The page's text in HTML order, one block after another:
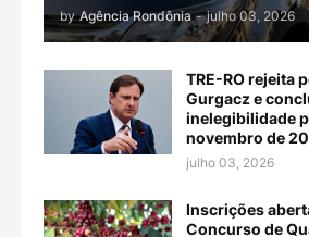
by Agência Rondônia - julho 03, 2026
TRE-RO rejeita
Gurgacz e
inelegibilidade
novembro de
julho 03, 2026
Inscrições
Concurso de